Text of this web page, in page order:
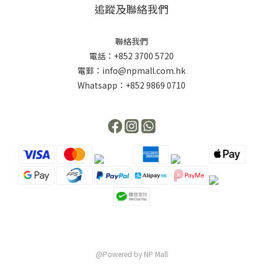
追蹤及聯絡我們
聯絡我們
電話：+852 3700 5720
電郵：info@npmall.com.hk
Whatsapp：+852 9869 0710
@Powered by NP Mall